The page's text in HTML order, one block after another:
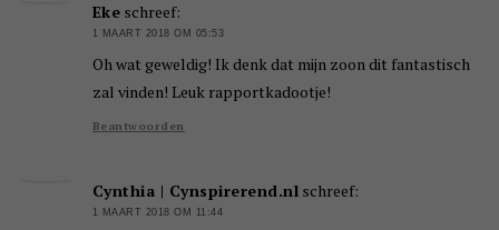
Eke schreef:
1 MAART 2018 OM 05:53
Oh wat geweldig! Ik denk dat mijn zoon dit fantastisch
zal vinden! Leuk rapportkadootje!
Beantwoorden
Cynthia | Cynspirerend.nl schreef:
1 MAART 2018 OM 11:44